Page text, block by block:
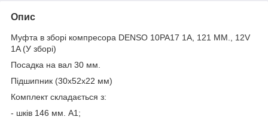
Опис
Муфта в зборі компресора DENSO 10PA17 1A, 121 MM., 12V
1A (У зборі)
Посадка на вал 30 мм.
Підшипник (30х52х22 мм)
Комплект складається з:
- шків 146 мм. A1;